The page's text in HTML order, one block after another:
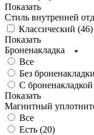
Показать
Стиль внутренней
Классический (46)
Показать
Броненакладка
Все
Без
С
Показать
Магнитный
Все
Есть (20)